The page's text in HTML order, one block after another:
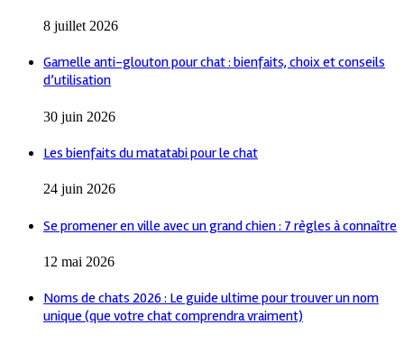
8 juillet 2026
Gamelle anti-glouton pour chat : bienfaits, choix et conseils
d’utilisation
30 juin 2026
Les bienfaits du matatabi pour le chat
24 juin 2026
Se promener en ville avec un grand chien : 7 règles à connaître
12 mai 2026
Noms de chats 2026 : Le guide ultime pour trouver un nom
unique (que votre chat comprendra vraiment)